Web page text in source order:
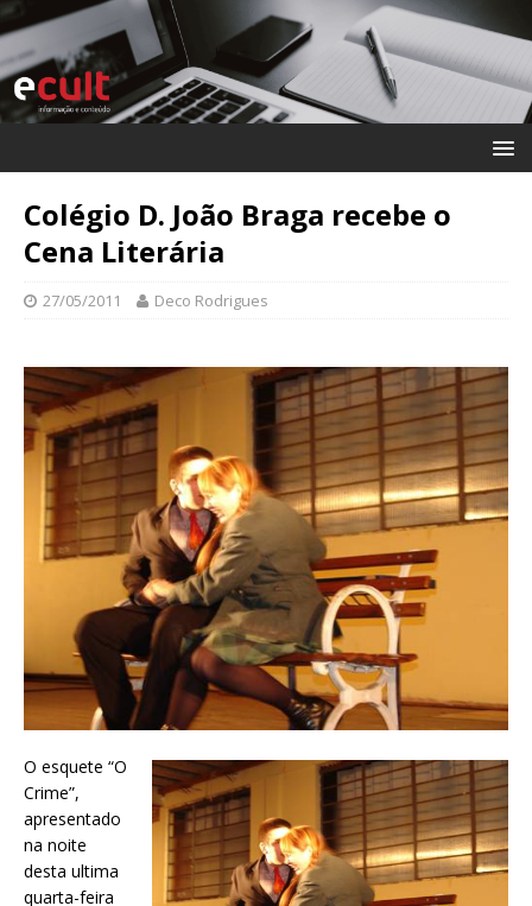
Colégio D. João Braga recebe o
Cena Literária
27/05/2011 Deco Rodrigues
O esquete “O
Crime”,
apresentado
na noite
desta ultima
quarta-feira